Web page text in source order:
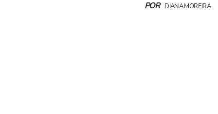
POR DIANA MOREIRA